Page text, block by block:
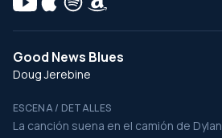
Good News Blues
Doug Jerebine
ESCENA / DETALLES
La canción suena en el camión de Dylan